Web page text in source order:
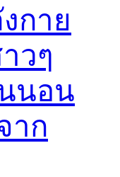
กาย
วๆ
นอน
าก